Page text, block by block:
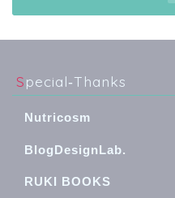
Special‐Thanks
Nutricosm
BlogDesignLab.
RUKI BOOKS